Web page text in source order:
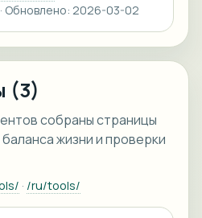
Обновлено: 2026-03-02
(3)
собраны страницы
жизни и проверки
· /ru/tools/